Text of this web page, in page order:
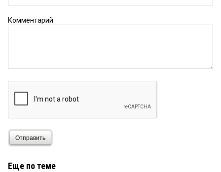
Комментарий
Отправить
Еще по теме